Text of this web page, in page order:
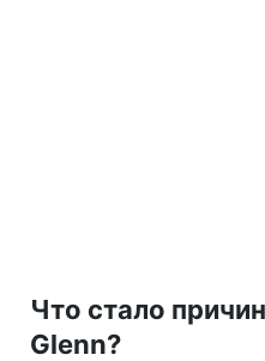
Что стало
Glenn?